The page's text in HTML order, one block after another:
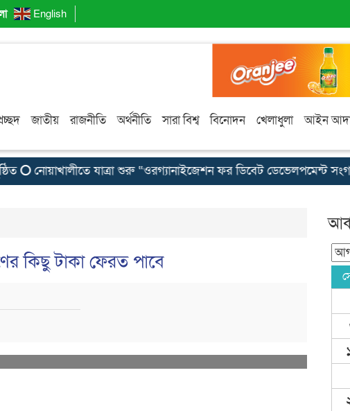
English
জাতীয় রাজনীতি অর্থনীতি সারা বিশ্ব বিনোদন খেলাধুলা আইন
নোয়াখালীতে যাত্রা শুরু “ওরগ্যানাইজেশন ফর ডিবেট ডেভেলপমেন্ট
কিছু টাকা ফেরত পাবে